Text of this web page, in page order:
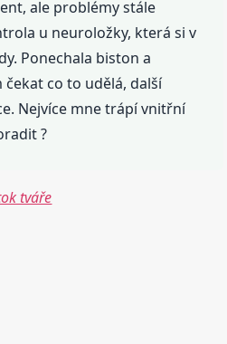
ale problémy stále
u neuroložky, která si v
Ponechala biston a
čekat co to udělá, další
Nejvíce mne trápí vnitřní
?
tváře